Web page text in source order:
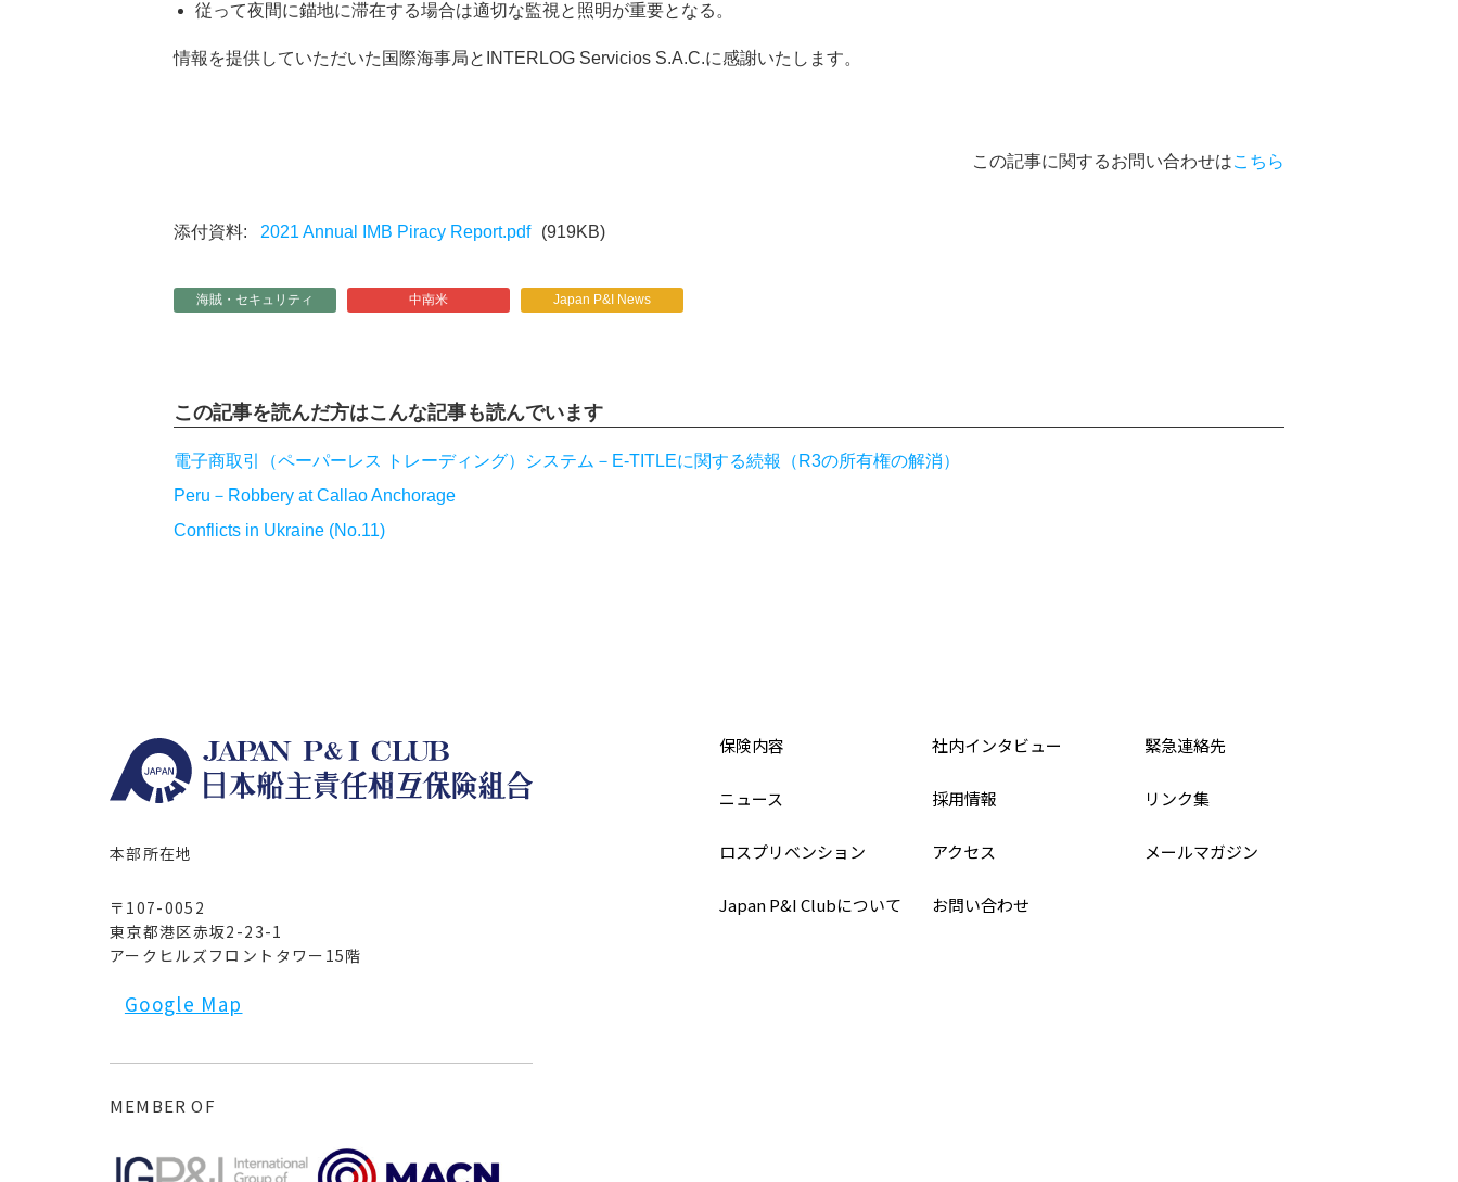
従って夜間に錨地に滞在する場合は適切な監視と照明が重要となる。
情報を提供していただいた国際海事局と INTERLOG Servicios S.A.C.に感謝いたします。
この記事に関するお問い合わせはこちら
2021 Annual IMB Piracy Report.pdf (919KB)
海賊・セキュリティ 中南米 Japan P&I News
この記事を読んだ方はこんな記事も読んでいます
電子商取引（ペーパーレス トレーディング）システム－E-TITLEに関する続報（R3の所有権の解消）
Peru－Robbery at Callao Anchorage
Conflicts in Ukraine (No.11)
本部所在地
〒107-0052
東京都港区赤坂2-23-1
アークヒルズフロントタワー15階
Google Map
保険内容 社内インタビュー 緊急連絡先
ニュース 採用情報 リンク集
ロスプリベンション アクセス メールマガジン
Japan P&I Clubについて お問い合わせ
MEMBER OF